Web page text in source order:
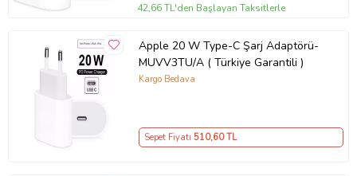
42,66 TL'den Başlayan Taksitlerle
Apple 20 W Type-C Şarj Adaptörü-
MUVV3TU/A ( Türkiye Garantili )
Kargo Bedava
Sepet Fiyatı 510,60 TL